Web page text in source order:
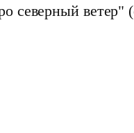
северный ветер"